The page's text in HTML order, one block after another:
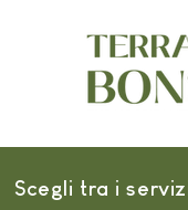
Scegli tra i